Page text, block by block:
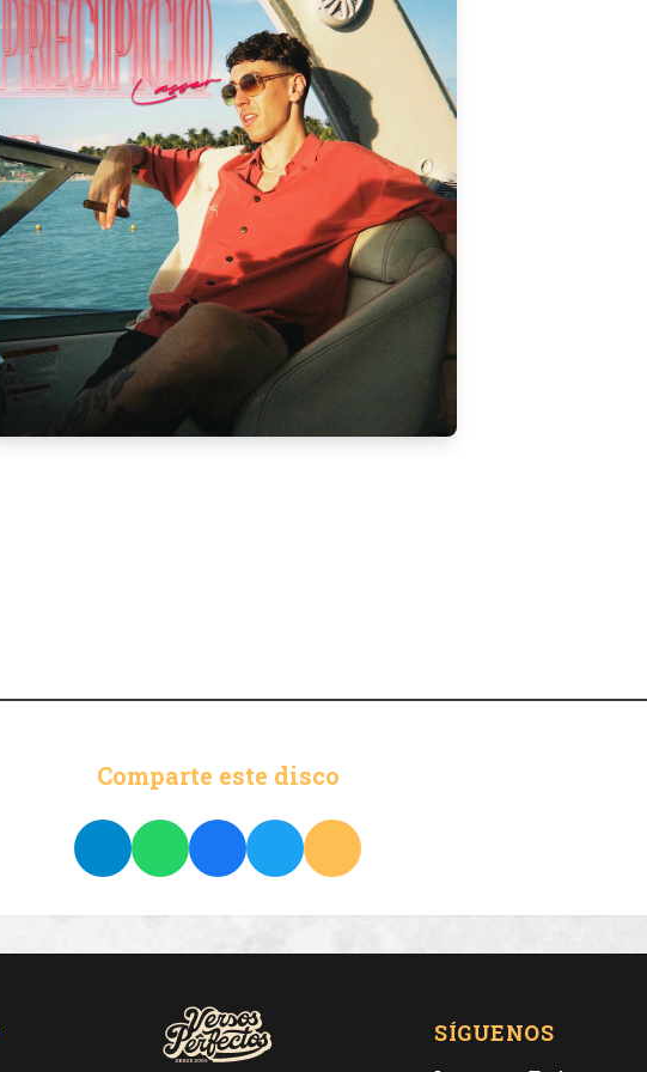
Comparte este disco
SÍGUENOS